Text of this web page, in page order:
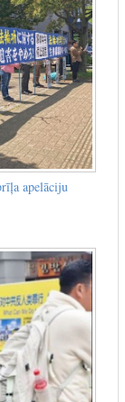
apelāciju